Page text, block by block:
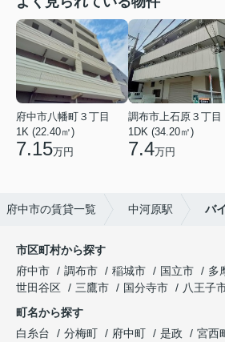
府中市八幡町３丁目
1K (22.40㎡)
7.15万円
調布市上石原３丁目
1DK (34.20㎡)
7.4万円
府中市の賃貸一覧 中河原駅 バ
市区町村から探す
府中市
調布市 稲城市 国立市 多
世田谷区
三鷹市 国分寺市
八王子
町名から探す
白糸台
分梅町 府中町 是政 宮西